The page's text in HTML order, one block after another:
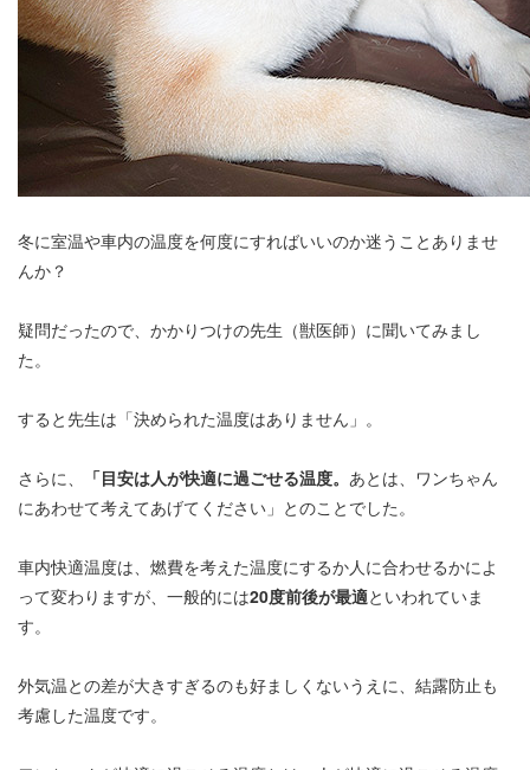
冬に室温や車内の温度を何度にすればいいのか迷うことありませ
んか？
疑問だったので、かかりつけの先生（獣医師）に聞いてみまし
た。
すると先生は「決められた温度はありません」。
さらに、 「目安は人が快適に過ごせる温度。 あとは、ワンちゃん
にあわせて考えてあげてください」とのことでした。
車内快適温度は、燃費を考えた温度にするか人に合わせるかによ
って変わりますが、一般的には20度前後が最適といわれていま
す。
外気温との差が大きすぎるのも好ましくないうえに、結露防止も
考慮した温度です。